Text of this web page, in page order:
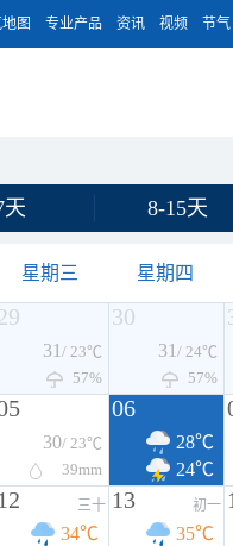
图 专业产品 资讯 视频 节气
天 8-15天
星期三 星期四
31 / 23℃
57%
30
31 / 24℃
57%
30/ 23℃
39mm
06
28℃
24℃
12 三十
34℃
13 初一
35℃